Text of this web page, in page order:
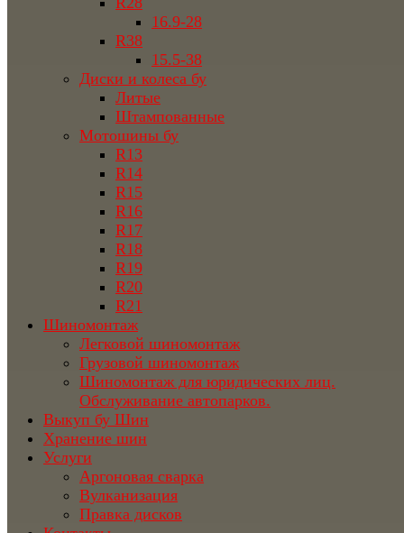
16.9-28
R38
15.5-38
Диски и колеса бу
Литые
Штампованные
Мотошины бу
R13
R14
R15
R16
R17
R18
R19
R20
R21
Шиномонтаж
Легковой шиномонтаж
Грузовой шиномонтаж
Шиномонтаж для юридических лиц.
Обслуживание автопарков.
Выкуп бу Шин
Хранение шин
Услуги
Аргоновая сварка
Вулканизация
Правка дисков